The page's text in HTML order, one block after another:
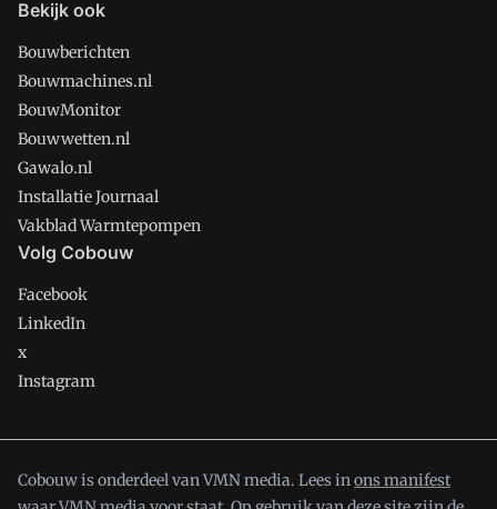
Bekijk ook
Bouwberichten
Bouwmachines.nl
BouwMonitor
Bouwwetten.nl
Gawalo.nl
Installatie Journaal
Vakblad Warmtepompen
Volg Cobouw
Facebook
LinkedIn
x
Instagram
Cobouw is onderdeel van VMN media. Lees inons manifest